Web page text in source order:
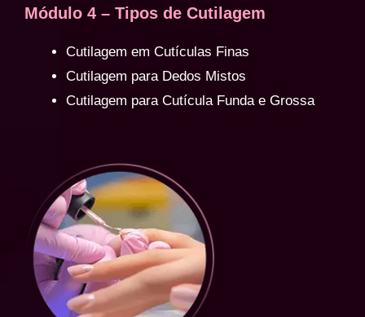
Módulo 4 – Tipos de Cutilagem
Cutilagem em Cutículas Finas
Cutilagem para Dedos Mistos
Cutilagem para Cutícula Funda e Grossa